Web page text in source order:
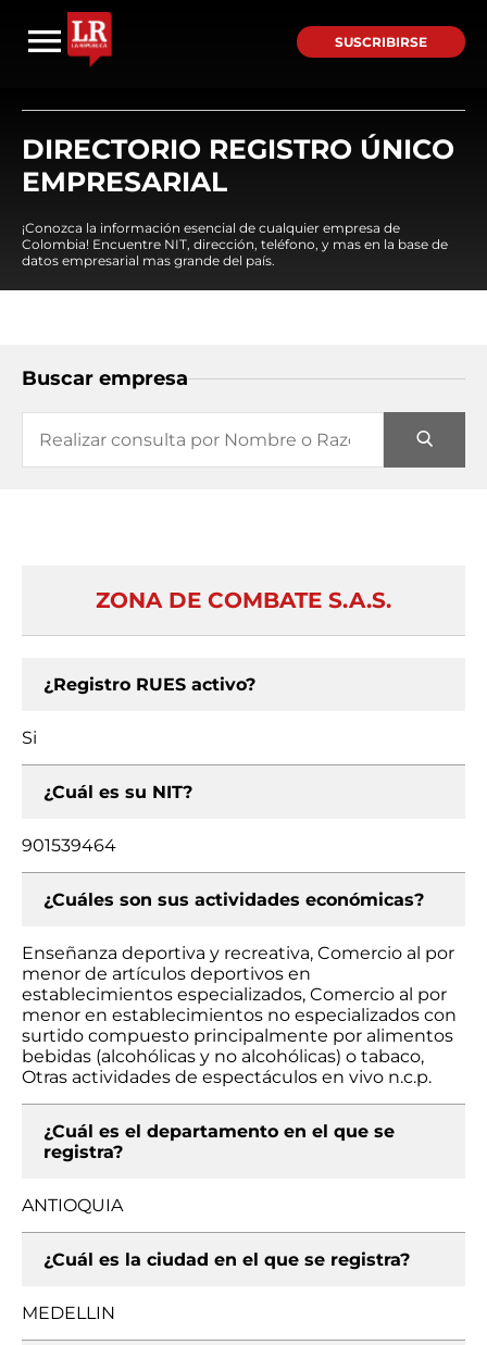
SUSCRIBIRSE
DIRECTORIO REGISTRO ÚNICO
EMPRESARIAL
¡Conozca la información esencial de cualquier empresa de
Colombia! Encuentre NIT, dirección, teléfono, y mas en la base de
datos empresarial mas grande del país.
Buscar empresa
ZONA DE COMBATE S.A.S.
¿Registro RUES activo?
Si
¿Cuál es su NIT?
901539464
¿Cuáles son sus actividades económicas?
Enseñanza deportiva y recreativa, Comercio al por
menor de artículos deportivos en
establecimientos especializados, Comercio al por
menor en establecimientos no especializados con
surtido compuesto principalmente por alimentos
bebidas (alcohólicas y no alcohólicas) o tabaco,
Otras actividades de espectáculos en vivo n.c.p.
¿Cuál es el departamento en el que se
registra?
ANTIOQUIA
¿Cuál es la ciudad en el que se registra?
MEDELLIN